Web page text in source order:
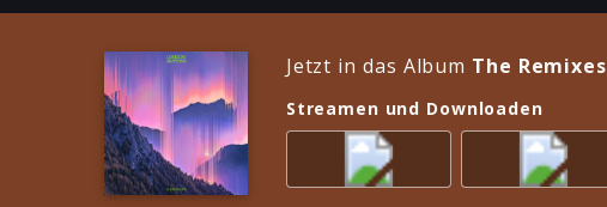
Jetzt in das Album The Remixes
Streamen und Downloaden